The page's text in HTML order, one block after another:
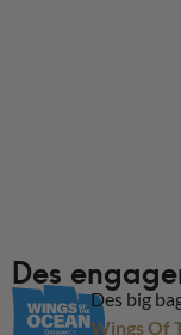
Des
Des big
Wings Of